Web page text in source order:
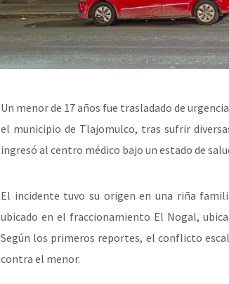
Un menor de 17 años fue trasladado de
el municipio de Tlajomulco, tras sufrir
ingresó al centro médico bajo un estado de
El incidente tuvo su origen en una riña
ubicado en el fraccionamiento El Nogal,
Según los primeros reportes, el conflicto
contra el menor.